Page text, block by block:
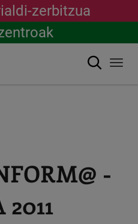
zerbitzua
Bilatu
-